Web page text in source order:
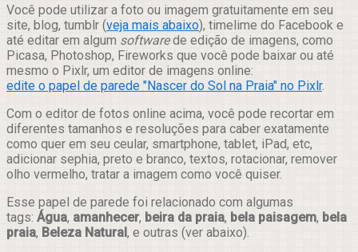
Você pode utilizar a foto ou imagem gratuitamente em seu
site, blog, tumblr (veja mais abaixo), timelime do Facebook e
até editar em algum softwarede edição de imagens, como
Picasa, Photoshop, Fireworks que você pode baixar ou até
mesmo o Pixlr, um editor de imagens online:
edite o papel de parede "Nascer do Sol na Praia" no Pixlr.
Com o editor de fotos online acima, você pode recortar em
diferentes tamanhos e resoluções para caber exatamente
como quer em seu ceular, smartphone, tablet, iPad, etc,
adicionar sephia, preto e branco, textos, rotacionar, remover
olho vermelho, tratar a imagem como você quiser.
Esse papel de parede foi relacionado com algumas
tags: Água, amanhecer, beira da praia, bela paisagem, bela
praia, Beleza Natural, e outras (ver abaixo).